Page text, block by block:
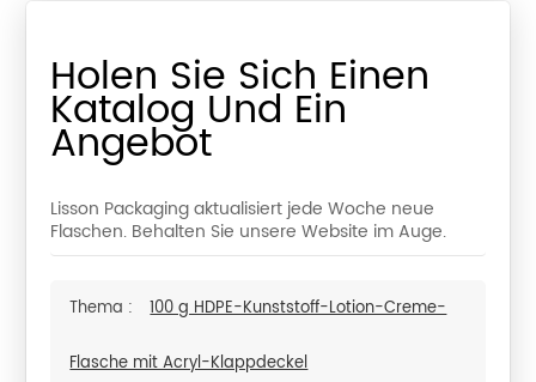
Holen Sie Sich Einen
Katalog Und Ein
Angebot
Lisson Packaging aktualisiert jede Woche neue
Flaschen. Behalten Sie unsere Website im Auge.
Thema : 100 g HDPE-Kunststoff-Lotion-Creme-
Flasche mit Acryl-Klappdeckel